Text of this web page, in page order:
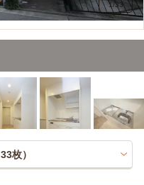
1/33
33枚）